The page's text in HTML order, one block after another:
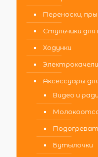
Переноски,
Стульчики для
Ходунки
Аксессуары
Видео и
Бутылочки